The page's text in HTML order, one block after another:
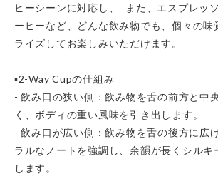
ヒーシーンに対応し、 また、エスプレッ
ーヒーなど、どんな飲み物でも、個々の味
ライズしてお楽しみいただけます。
▪️2-Way Cupの仕組み
- 飲み口の狭い側：飲み物を舌の前方と中
く、ボディの重い風味を引き出します。
- 飲み口が広い側：飲み物を舌の後方に広
ラルなノートを強調し、余韻が長くシルキ
します。